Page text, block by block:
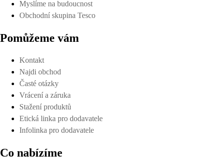
Myslíme na budoucnost
Obchodní skupina Tesco
Pomůžeme vám
Kontakt
Najdi obchod
Časté otázky
Vrácení a záruka
Stažení produktů
Etická linka pro dodavatele
Infolinka pro dodavatele
Co nabízíme